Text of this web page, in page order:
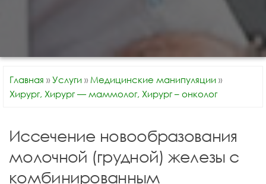
Главная » Услуги » Медицинские манипуляции »
Хирург, Хирург — маммолог, Хирург – онколог
Иссечение новообразования
молочной (грудной) железы с
комбинированным